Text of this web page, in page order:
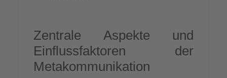
Zentrale Aspekte und
Einflussfaktoren der
Metakommunikation